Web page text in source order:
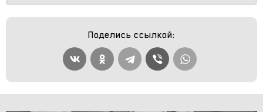
Поделись ссылкой: